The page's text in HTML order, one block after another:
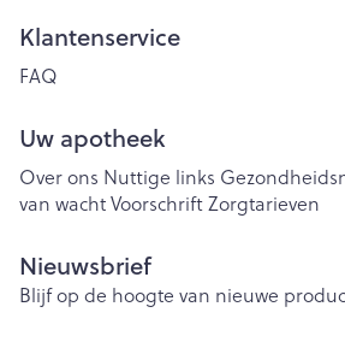
Klantenservice
FAQ
Uw apotheek
Over ons Nuttige links
van wachtVoorschriftZorgtarieven
Nieuwsbrief
Blijf op de hoogte van nieuwe